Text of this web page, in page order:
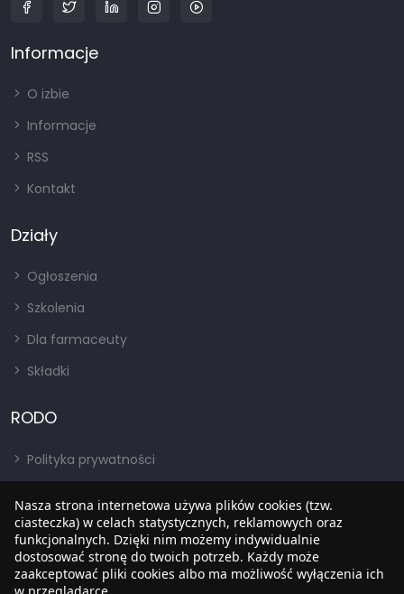
Informacje
O izbie
Informacje
RSS
Kontakt
Działy
Ogłoszenia
Szkolenia
Dla farmaceuty
Składki
RODO
Polityka prywatności
RODO
BIP
Nasza strona internetowa używa plików cookies (tzw.
ciasteczka) w celach statystycznych, reklamowych oraz
funkcjonalnych. Dzięki nim możemy indywidualnie
dostosować stronę do twoich potrzeb. Każdy może
zaakceptować pliki cookies albo ma możliwość wyłączenia ich